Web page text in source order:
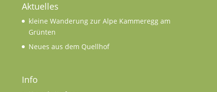
Aktuelles
kleine Wanderung zur Alpe Kammeregg am
Grünten
Neues aus dem Quellhof
Info